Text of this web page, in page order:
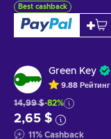
Best cashback
Green Key
9.88 Рейтинг
14,99 $-82%
2,65 $
11% Cashback